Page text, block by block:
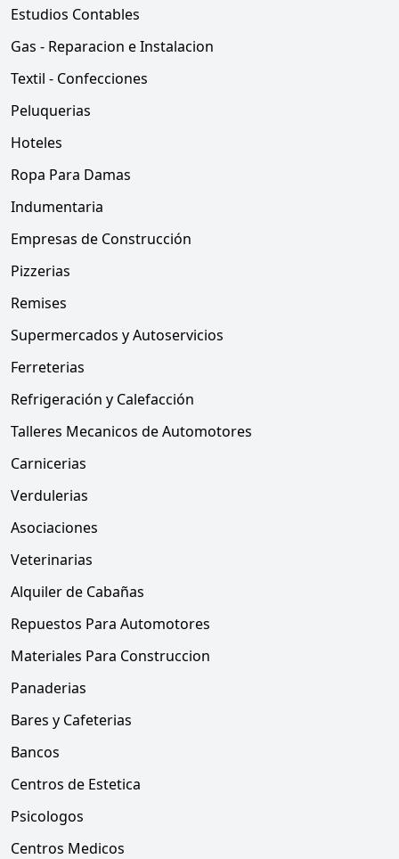
Estudios Contables
Gas - Reparacion e Instalacion
Textil - Confecciones
Peluquerias
Hoteles
Ropa Para Damas
Indumentaria
Empresas de Construcción
Pizzerias
Remises
Supermercados y Autoservicios
Ferreterias
Refrigeración y Calefacción
Talleres Mecanicos de Automotores
Carnicerias
Verdulerias
Asociaciones
Veterinarias
Alquiler de Cabañas
Repuestos Para Automotores
Materiales Para Construccion
Panaderias
Bares y Cafeterias
Bancos
Centros de Estetica
Psicologos
Centros Medicos